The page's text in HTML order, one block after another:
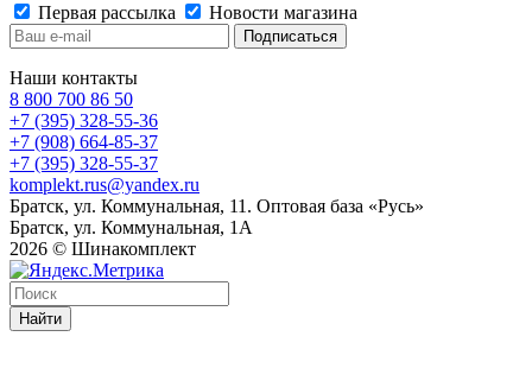
Первая рассылка
Новости магазина
Наши контакты
8 800 700 86 50
+7 (395) 328-55-36
+7 (908) 664-85-37
+7 (395) 328-55-37
komplekt.rus@yandex.ru
Братск, ул. Коммунальная, 11. Оптовая база «Русь»
Братск, ул. Коммунальная, 1А
2026 © Шинакомплект
Найти